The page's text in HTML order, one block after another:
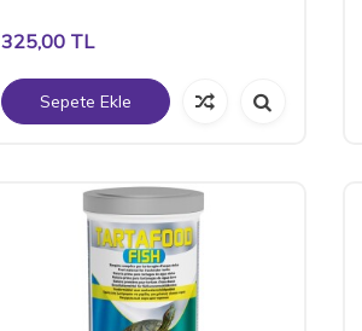
325,00TL
Sepete Ekle